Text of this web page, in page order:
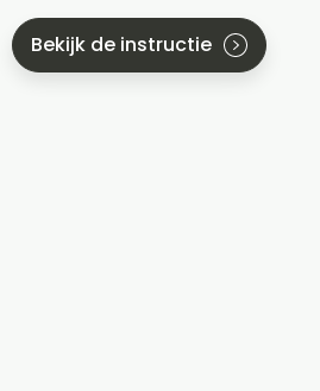
Bekijk de instructie